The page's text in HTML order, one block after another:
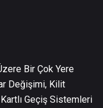
Bir Çok Yere
Değişimi, Kilit
Geçiş Sistemleri